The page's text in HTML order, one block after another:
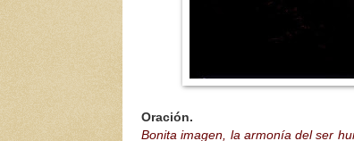
Oración.
Bonita imagen, la armonía del ser